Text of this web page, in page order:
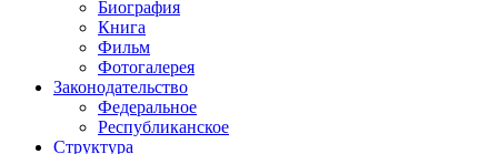
Биография
Книга
Фильм
Фотогалерея
Законодательство
Федеральное
Республиканское
Структура